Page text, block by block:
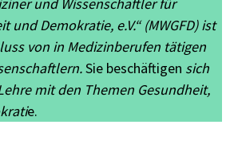
und Demokratie, e.V.“ (MWGFD) ist
von in Medizinberufen tätigen
Sie beschäftigen sich
mit den Themen Gesundheit,
e.